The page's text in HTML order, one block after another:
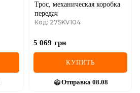
Трос, механическая коробка
передач
Код: 27SKV104
5 069 грн
КУПИТЬ
Отправка 08.08